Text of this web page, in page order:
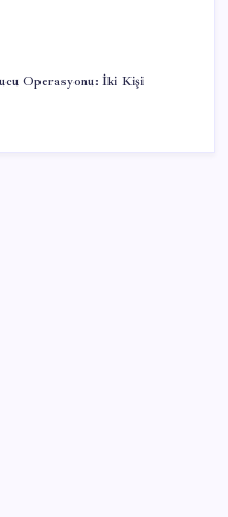
Operasyonu: İki Kişi